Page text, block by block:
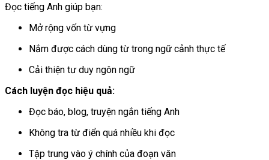
Đọc tiếng Anh giúp bạn:
Mở rộng vốn từ vựng
Nắm được cách dùng từ trong ngữ cảnh thực tế
Cải thiện tư duy ngôn ngữ
Cách luyện đọc hiệu quả:
Đọc báo, blog, truyện ngắn tiếng Anh
Không tra từ điển quá nhiều khi đọc
Tập trung vào ý chính của đoạn văn